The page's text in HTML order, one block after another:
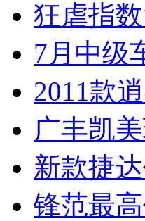
狂虐指
7月中级
2011款
广丰凯
新款捷
锋范最